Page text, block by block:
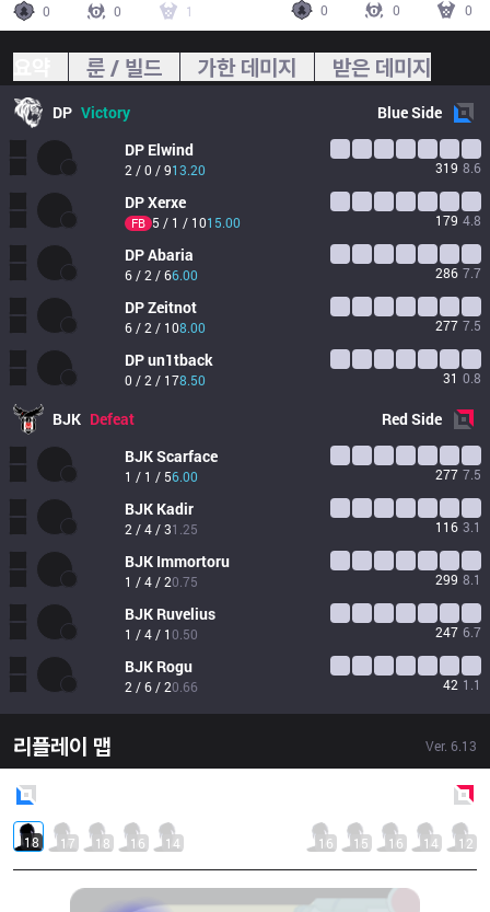
0
0 1
0
0 0
룬 / 빌드 가한 데미지 받은 데미지
DP Victory BlueSide
DP Elwind
2 / 0 / 913.20 319 8.6
DPXerxe
FB 5 / 1 / 1015.00 179 4.8
DPAbaria
6 / 2 / 66.00 286 7.7
DPZeitnot
6 / 2 / 108.00 277 7.5
DPun1tback
0 / 2 / 178.50 31 0.8
BJK Defeat RedSide
BJKScarface
1 / 1 / 56.00 277 7.5
BJK Kadir
2 / 4 / 31.25 116 3.1
BJK Immortoru
1 / 4 / 20.75 299 8.1
BJK Ruvelius
1 / 4 / 10.50 247 6.7
BJK Rogu
2 / 6 / 20.66 42 1.1
리플레이 맵 Ver. 6.13
18 17 18 16 14 16 15 16 14 12